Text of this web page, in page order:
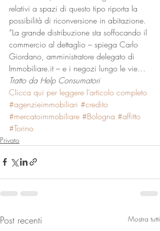
relativi a spazi di questo tipo riporta la
possibilità di riconversione in abitazione.
”La grande distribuzione sta soffocando il
commercio al dettaglio – spiega Carlo
Giordano, amministratore delegato di
Immobiliare.it – e i negozi lungo le vie…
Tratto da Help Consumatori
Clicca qui per leggere l’articolo completo
#agenzieimmobiliari #credito
#mercatoimmobiliare #Bologna #affitto
#Torino
Privato
Post recenti Mostra tutti